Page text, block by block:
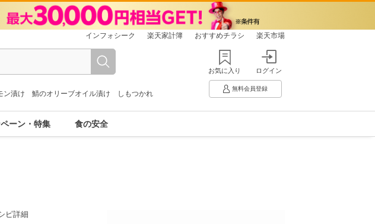
インフォシーク 楽天家計簿 おすすめチラシ 楽天市場
ン漬け 鯖のオリーブオイル漬け しもつかれ
お気に入り ログイン
無料会員登録
ーン・特集 食の安全
ピ詳細